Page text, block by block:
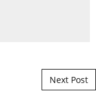
Next Post